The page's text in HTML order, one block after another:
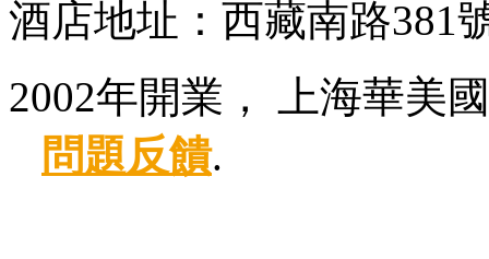
酒店地址：西藏南路381
2002年開業， 上海華美
問題反饋.